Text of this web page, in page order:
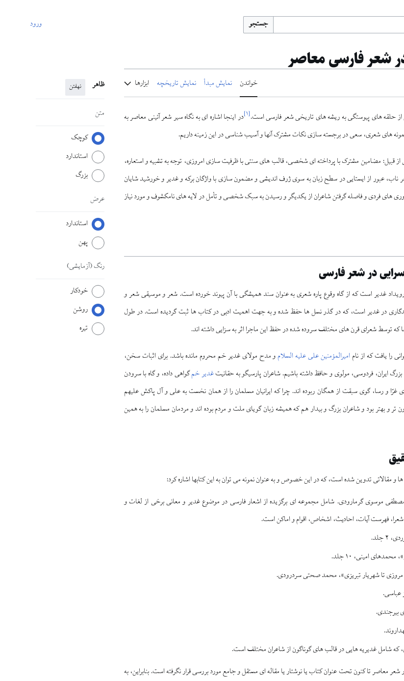
جستجو ورود
شعر فارسی معاصر
خواندن نمایش مبدأ نمایش تاریخچه ابزارها ظاهر نهفتن
متن
کوچک
استاندارد
بزرگ
عرض
استاندارد
پهن
رنگ(آزمایشی)
خودکار
روشن
تیره
حلقه‏ هاى پيوستگى به ريشه‏ هاى تاريخى شعر فارسى است.[۱]در اينجا اشاره اى به نگاه سير شعر آئينى معاصر به
هاى شعرى، سعى در برجسته‏ سازى نكات مشترک آنها و آسيب‏ شناسى در اين زمينه داريم.
قبيل: مضامين مشترک با پرداخت‏ه اى شخصى، قالب‏ هاى سنتى با ظرفيت‏ سازى امروزى، توجه به تشبيه و استعاره،
عبور از ايستايى در سطح زبان به سوى ژرف ‏انديشى و مضمون‏ سازى با واژگان بركه و غدير و خورشيد شايان
هاى فردى و فاصله گرفتن شاعران از يكديگر و رسيدن به سبک شخصى و تأمل در لايه ‏هاى نامكشوف و مورد نياز
در شعر فارسى
غدير است كه از گاه وقوع پاره شعرى به عنوان سند هميشگى با آن پيوند خورده است. شعر و موسيقى شعر و
در غدير است، كه در گذر نسل‏ ها حفظ شده و به جهت اهميت ادبى در كتاب ‏ها ثبت گرديده است. در طول
كه توسط شعراى قرن‏ هاى مختلف سروده شده در حفظ اين ماجرا اثر به سزايى داشته‏ اند.
را يافت كه از نامامیرالمؤمنین علی ‏علیه السلامو مدح مولاى غدير خم محروم مانده باشد. براى اثبات سخن،
ایران، فردوسی، مولوی و حافظ داشته باشيم. شاعران پارسى‏گو به حقانيتغدير خمگواهى داده، و گاه با سرودن
غرّا و رسا، گوى سبقت از همگان ربوده‏ اند. چرا كه ايرانيان مسلمان را از همان نخست به على و آل پاكش ‏عليهم
‏تر و بهتر بود و شاعران بزرگ و بيدار هم كه هميشه زبان گوياى ملت و مردم بوده ‏اند و مردمان مسلمان را به همين
مقالاتى تدوین شده است، كه در اين خصوص و به عنوان نمونه مى‏ توان به اين كتاب‏ها اشاره كرد:
موسوى گرمارودى. شامل مجموعه‏ اى برگزيده از اشعار فارسى در موضوع غدير و معانى برخى از لغات و
فهرست آيات، احاديث، اشخاص، اقوام و اماكن است.
جلد.
امينى، ۱۰ جلد.
تا شهريار تبريزى»، محمد صحتى سردرودى.
عباسى.
بيرجندى.
كه شامل غديريه‏ هايى در قالب‏ هاى گوناگون از شاعران مختلف است.
معاصر تا كنون تحت عنوان كتاب يا نوشتار يا مقاله‏ اى مستقل و جامع مورد بررسى قرار نگرفته است. بنابراين، به